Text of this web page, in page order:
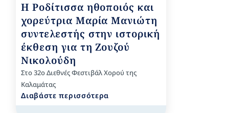
Η Ροδίτισσα ηθοποιός και
χορεύτρια Μαρία Μανιώτη
συντελεστής στην ιστορική
έκθεση για τη Ζουζού
Νικολούδη
Στο 32ο Διεθνές Φεστιβάλ Χορού της
Καλαμάτας
Διαβάστε περισσότερα